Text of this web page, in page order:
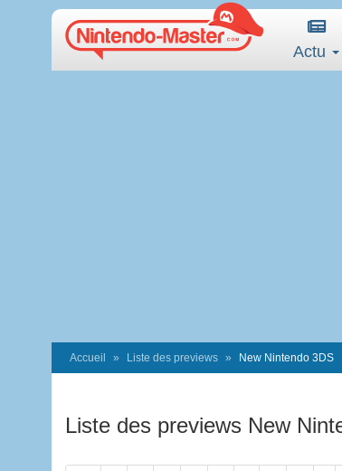
Actu
Accueil Liste des previews New Nintendo 3DS
Liste des previews New